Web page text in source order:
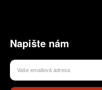
Napište nám